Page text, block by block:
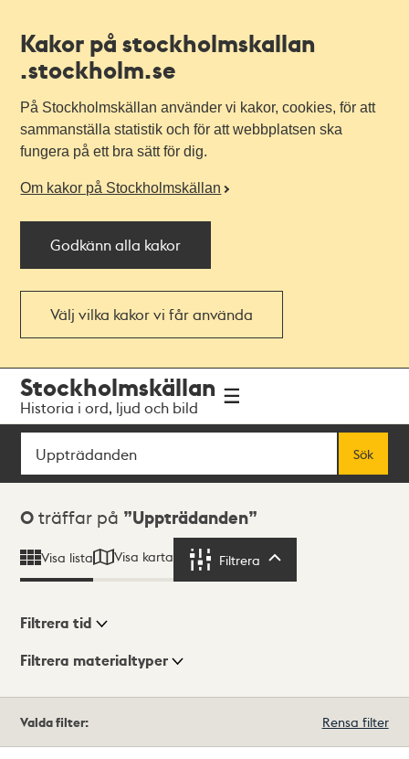
Kakor på stockholmskallan
.stockholm.se
På Stockholmskällan använder vi kakor, cookies, för att
sammanställa statistik och för att webbplatsen ska
fungera på ett bra sätt för dig.
Om kakor på Stockholmskällan
Godkänn alla kakor
Välj vilka kakor vi får använda
navigationen
huvudinnehållet
Stockholmskällan
Historia i ord, ljud och bild
Sök
Sök
Sökresultat
0 träffar på Uppträdanden
Visa lista Visa karta Filtrera
Visningsläge
Filtrera tid
Filtrera materialtyper
träffar
Valda filter: Rensa filter